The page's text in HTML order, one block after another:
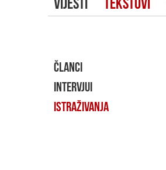
ČLANCI
INTERVJUI
ISTRAŽIVANJA